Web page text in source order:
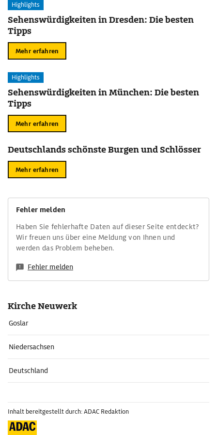
Highlights
Sehenswürdigkeiten in Dresden: Die besten
Tipps
Mehr erfahren
Highlights
Sehenswürdigkeiten in München: Die besten
Tipps
Mehr erfahren
Deutschlands schönste Burgen und Schlösser
Mehr erfahren
Fehler melden
Haben Sie fehlerhafte Daten auf dieser Seite entdeckt?
Wir freuen uns über eine Meldung von Ihnen und
werden das Problem beheben.
Fehler melden
Kirche Neuwerk
Goslar
Niedersachsen
Deutschland
Inhalt bereitgestellt durch: ADAC Redaktion